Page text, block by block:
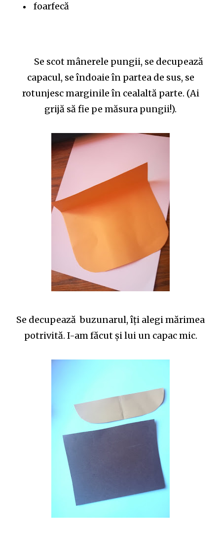
foarfecă
Se scot mânerele pungii, se decupează
capacul, se îndoaie în partea de sus, se
rotunjesc marginile în cealaltă parte. (Ai
grijă să fie pe măsura pungii!).
Se decupează buzunarul, îţi alegi mărimea
potrivită. I-am făcut şi lui un capac mic.